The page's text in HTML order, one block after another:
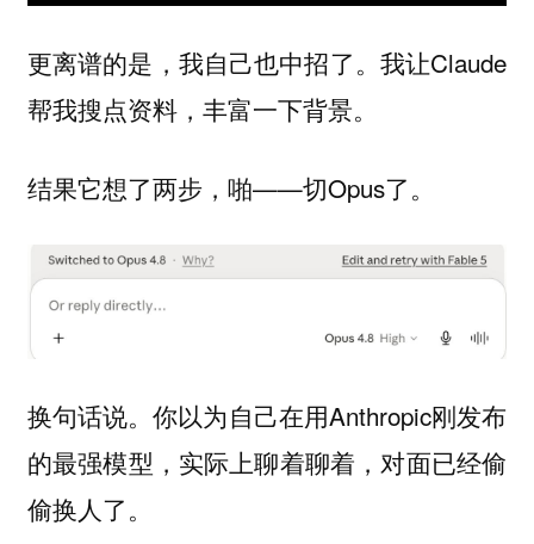
更离谱的是，我自己也中招了。我让Claude
帮我搜点资料，丰富一下背景。
结果它想了两步，啪——切Opus了。
换句话说。你以为自己在用Anthropic刚发布
的最强模型，实际上聊着聊着，对面已经偷
偷换人了。